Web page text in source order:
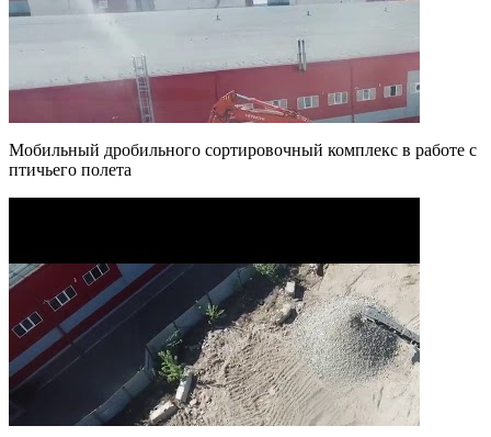
Мобильный дробильного сортировочный комплекс в работе с
птичьего полета